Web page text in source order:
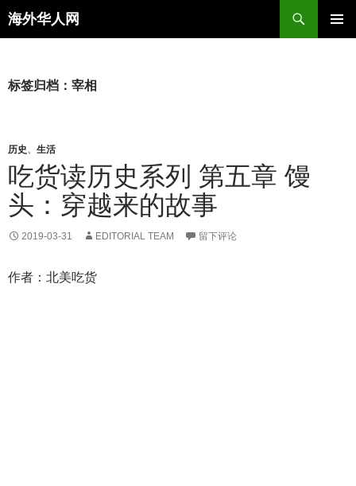
海外华人网
搜
索
文
标签归档：宰相
历史、 生活
吃货读历史系列 第五章 馒
头：穿越来的故事
2019-03-31 EDITORIAL TEAM 留下评论
作者： 北美吃货